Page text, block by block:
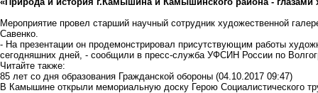
Мероприятие провел старший научный сотрудник художественной
Савенко.
- На презентации он продемонстрировал присутствующим работы
сегодняшних дней, - сообщили в пресс-служба УФСИН России по
Читайте также:
85 лет со дня образования Гражданской обороны (04.10.2017 09:47)
В Камышине открыли мемориальную доску Герою Социалистического